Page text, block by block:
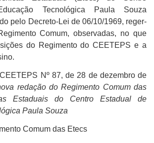
- Novotec Integrado (M-Tec)
- Novotec Integrado (M-Tec)
De Sistemas
Pesadas
De Documentos
Uso Dos Laboratórios
De Estudos
(Matrícula)
Matrícula
Auxiliar Docente
De Pais E Mestres Da Etec 2025
Orientações 2026
Ativa
Ao Câncer
Para Link
De Funcionamento
Danificado
Tecnológica Paula Souza
pelo Decreto-Lei de 06/10/1969, reger-
Comum, observadas, no que
do Regimento do CEETEPS e a
Nº 87, de 28 de dezembro de
redação do Regimento Comum das
Estaduais do Centro Estadual de
Paula Souza
Comum das Etecs